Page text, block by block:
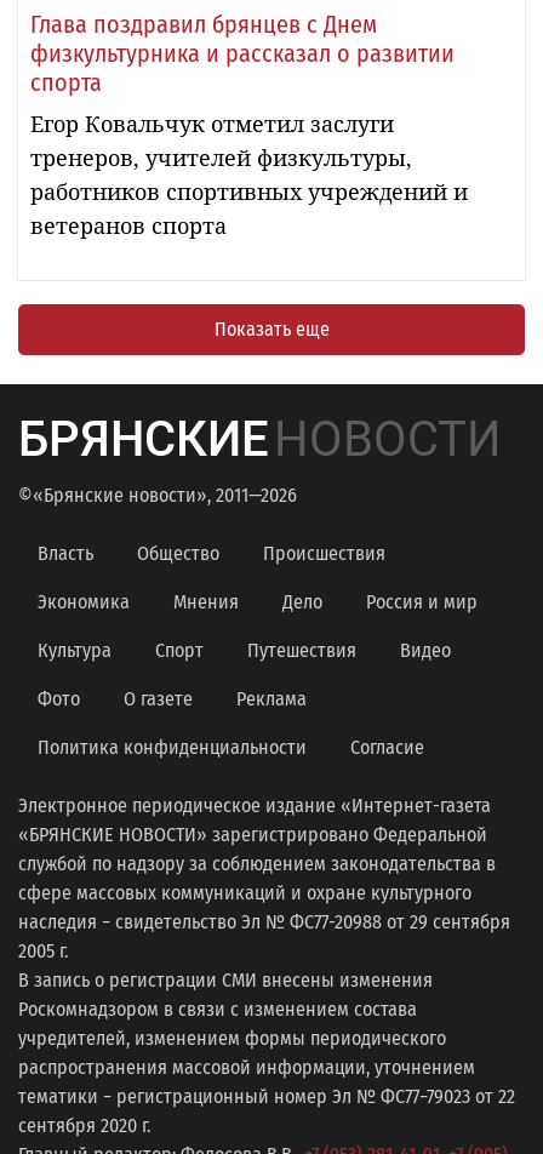
Глава поздравил брянцев с Днем
физкультурника и рассказал о развитии
спорта
Егор Ковальчук отметил заслуги
тренеров, учителей физкультуры,
работников спортивных учреждений и
ветеранов спорта
Показать еще
БРЯНСКИЕНОВОСТИ
©«Брянские новости», 2011—2026
Власть Общество Происшествия
Экономика Мнения Дело Россия и мир
Культура Спорт Путешествия Видео
Фото О газете Реклама
Политика конфиденциальности Согласие
Электронное периодическое издание «Интернет-газета
«БРЯНСКИЕ НОВОСТИ» зарегистрировано Федеральной
службой по надзору за соблюдением законодательства в
сфере массовых коммуникаций и охране культурного
наследия − свидетельство Эл № ФС77-20988 от 29 сентября
2005 г.
В запись о регистрации СМИ внесены изменения
Роскомнадзором в связи с изменением состава
учредителей, изменением формы периодического
распространения массовой информации, уточнением
тематики − регистрационный номер Эл № ФС77−79023 от 22
сентября 2020 г.